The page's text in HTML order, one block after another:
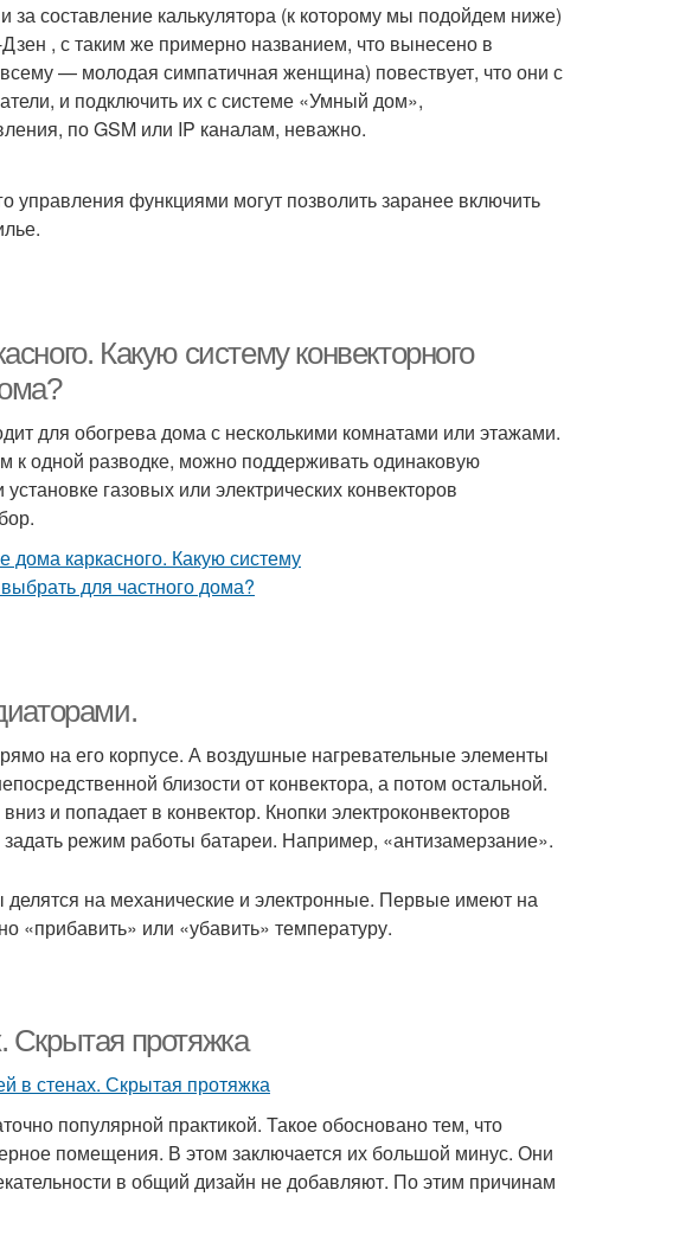
за составление калькулятора (к которому мы подойдем ниже)
, с таким же примерно названием, что вынесено в
— молодая симпатичная женщина) повествует, что они с
и подключить их с системе «Умный дом»,
по GSM или IP каналам, неважно.
функциями могут позволить заранее включить
Какую систему конвекторного
для обогрева дома с несколькими комнатами или этажами.
к одной разводке, можно поддерживать одинаковую
газовых или электрических конвекторов
на его корпусе. А воздушные нагревательные элементы
близости от конвектора, а потом остальной.
и попадает в конвектор. Кнопки электроконвекторов
режим работы батареи. Например, «антизамерзание».
на механические и электронные. Первые имеют на
«прибавить» или «убавить» температуру.
протяжка
популярной практикой. Такое обосновано тем, что
помещения. В этом заключается их большой минус. Они
в общий дизайн не добавляют. По этим причинам